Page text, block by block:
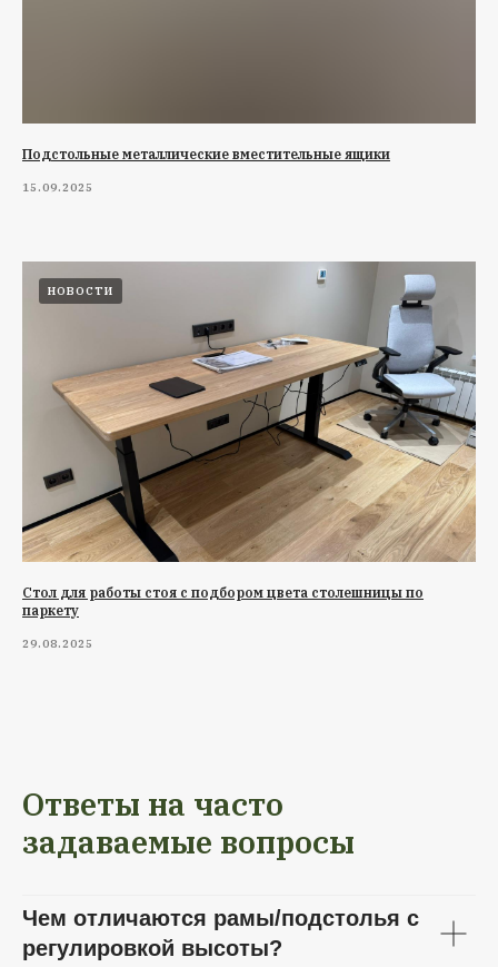
Подстольные металлические вместительные ящики
15.09.2025
НОВОСТИ
Стол для работы стоя с подбором цвета столешницы по
паркету
29.08.2025
Ответы на часто
задаваемые вопросы
Чем отличаются рамы/подстолья с
регулировкой высоты?